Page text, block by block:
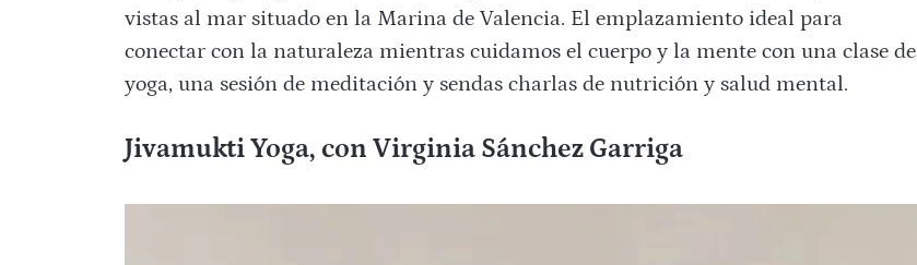
vistas al mar situado en la Marina de Valencia. El emplazamiento ideal para
conectar con la naturaleza mientras cuidamos el cuerpo y la mente con una clase de
yoga, una sesión de meditación y sendas charlas de nutrición y salud mental.
Jivamukti Yoga, con Virginia Sánchez Garriga